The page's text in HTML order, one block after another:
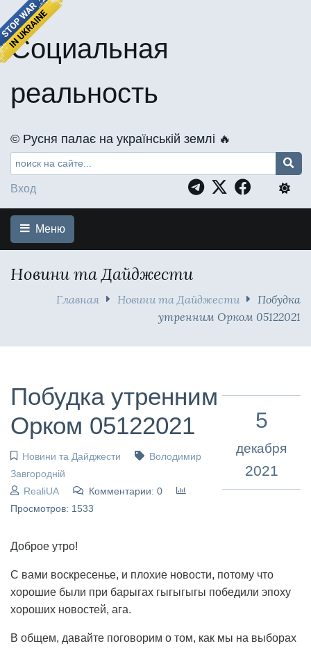
Социальная
реальность
©️ Русня палає на українській землі 🔥
Вход
Меню
Новини та Дайджести
Главная Новини та Дайджести
Побудка
утренним Орком 05122021
Побудка утренним
Орком 05122021
Новини та Дайджести
Володимир
Завгородній
RealiUA
Комментарии: 0
Просмотров: 1533
5
декабря
2021
Доброе утро!
С вами воскресенье, и плохие новости, потому что
хорошие были при барыгах гыгыгыгы победили эпоху
хороших новостей, ага.
В общем, давайте поговорим о том, как мы на выборах